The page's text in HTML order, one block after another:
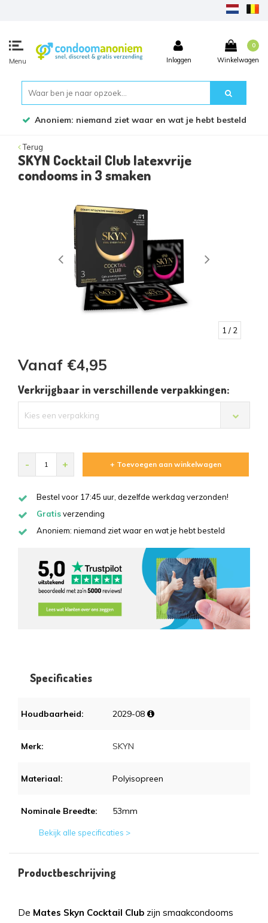
Menu Inloggen
0
Winkelwagen
Anoniem: niemand ziet waar en wat je hebt besteld
Terug
SKYN Cocktail Club latexvrije
condooms in 3 smaken
1 / 2
Vanaf €4,95
Verkrijgbaar in verschillende verpakkingen:
Kies een verpakking
- + + Toevoegen aan winkelwagen
Bestel voor 17:45 uur, dezelfde werkdag verzonden!
Gratisverzending
Anoniem: niemand ziet waar en wat je hebt besteld
Specificaties
Houdbaarheid: 2029-08
Merk: SKYN
Materiaal: Polyisopreen
Nominale Breedte: 53mm
Bekijk alle specificaties >
Productbeschrijving
De Mates Skyn Cocktail Club zijn smaakcondooms